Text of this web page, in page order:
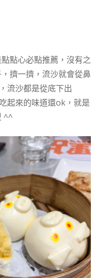
點心必點推薦，沒有之
擠一擠，流沙就會從鼻
流沙都是從底下出
起來的味道還ok，就是
^^